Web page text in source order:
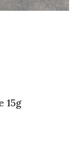
15g